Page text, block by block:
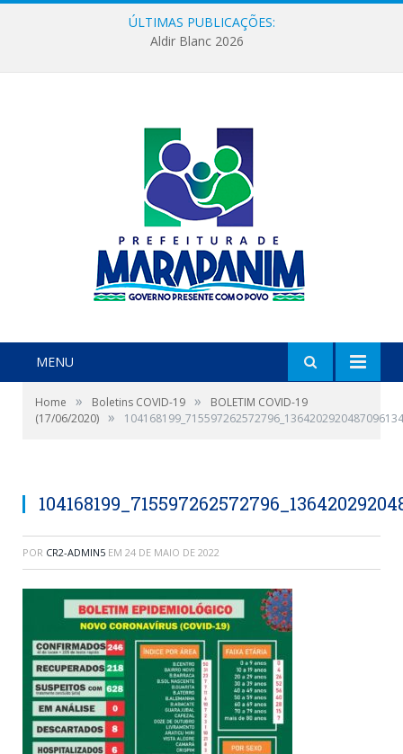
ÚLTIMAS PUBLICAÇÕES:
Aldir Blanc 2026
MENU
Home » Boletins COVID-19 »
BOLETIM COVID-19
(17/06/2020) »
POR CR2-ADMIN5 EM 24 DE MAIO DE 2022